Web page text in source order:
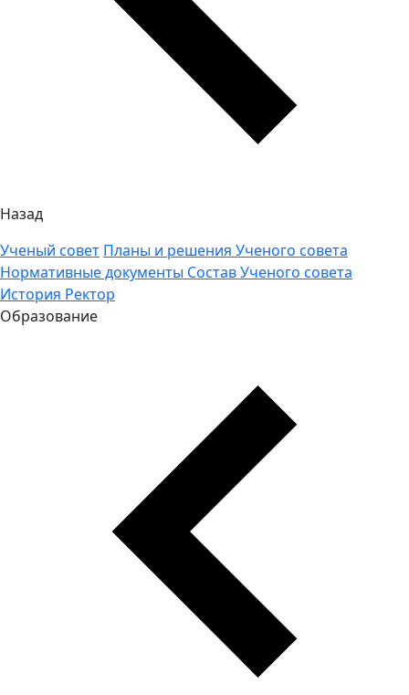
Назад
Ученый совет Планы и решения Ученого совета
Нормативные документы Состав Ученого совета
История Ректор
Образование